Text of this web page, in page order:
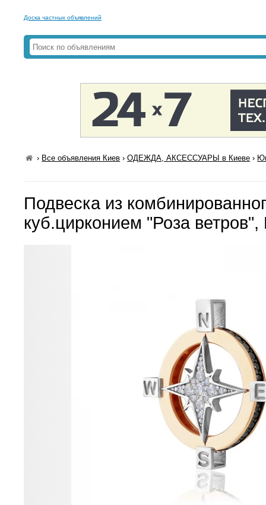
Доска частных объявлений
› Все объявления Киев ›ОДЕЖДА, АКСЕССУАРЫ в Киеве ›
Подвеска из
куб.цирконием "Роза